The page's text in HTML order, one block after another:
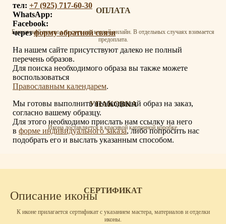
ОПЛАТА
Банковский перевод на счет или картой онлайн. В отдельных случаях взимается
предоплата.
УПАКОВКА
Икона доставляется в красивой картонной коробке.
СЕРТИФИКАТ
К иконе прилагается сертификат с указанием мастера, материалов и отделки
иконы.
тел: +7 (925) 717-60-30
WhatsApp:
Facebook:
черезформу обратной связи
На нашем сайте присутствуют далеко не полный
перечень образов.
Для поиска необходимого образа вы также можете
воспользоваться
Православным календарем.
Мы готовы выполнить необходимый образ на заказ,
согласно вашему образцу.
Для этого необходимо прислать нам ссылку на него
в форме индивидуального заказа, либо попросить нас
подобрать его и выслать указанным способом.
Описание иконы